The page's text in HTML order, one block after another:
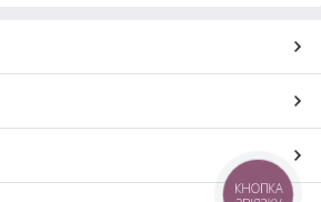
КНОПКА